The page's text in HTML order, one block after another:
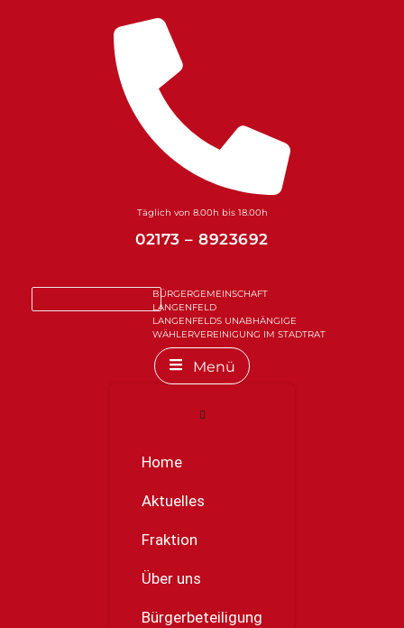
Täglich von 8.00h bis 18.00h
02173 – 8923692
BÜRGERGEMEINSCHAFT
LANGENFELD
LANGENFELDS UNABHÄNGIGE
WÄHLERVEREINIGUNG IM STADTRAT
Menü
Home
Aktuelles
Fraktion
Über uns
Bürgerbeteiligung